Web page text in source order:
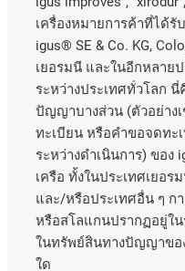
เครื่องหมายการค้าที่ได้
igus® SE & Co. KG,
เยอรมนี และในอีกหลาย
ระหว่างประเทศทั่วโลก นี่
ปัญญาบางส่วน (ตัวอย่าง
ทะเบียน หรือคำขอจดทะ
ระหว่างดำเนินการ) ของ
เครือ ทั้งในประเทศเยอร
และ/หรือประเทศอื่น ๆ ก
หรือสโลแกนปรากฏอยู่ใน
ในทรัพย์สินทางปัญญาขอ
ใด